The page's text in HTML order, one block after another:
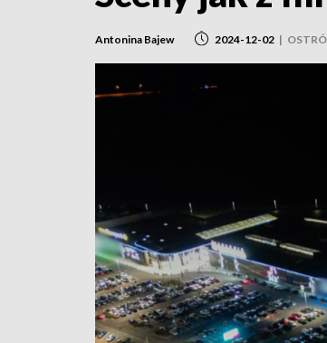
Antonina Bajew 2024-12-02 |